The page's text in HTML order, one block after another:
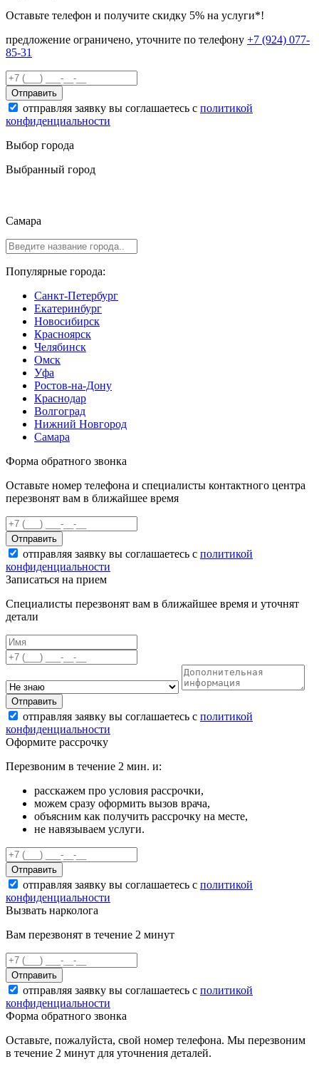
Оставьте телефон и получите скидку 5% на услуги*!
предложение ограничено, уточните по телефону +7 (924) 077-
85-31
Отправить
отправляя заявку вы соглашаетесь с политикой
конфиденциальности
Выбор города
Выбранный город
Самара
Популярные города:
Санкт-Петербург
Екатеринбург
Новосибирск
Красноярск
Челябинск
Омск
Уфа
Ростов-на-Дону
Краснодар
Волгоград
Нижний Новгород
Самара
Форма обратного звонка
Оставьте номер телефона и специалисты контактного центра
перезвонят вам в ближайшее время
Отправить
отправляя заявку вы соглашаетесь с политикой
конфиденциальности
Записаться на прием
Специалисты перезвонят вам в ближайшее время и уточнят
детали
Отправить
отправляя заявку вы соглашаетесь с политикой
конфиденциальности
Оформите рассрочку
Перезвоним в течение 2 мин. и:
расскажем про условия рассрочки,
можем сразу оформить вызов врача,
объясним как получить рассрочку на месте,
не навязываем услуги.
Отправить
отправляя заявку вы соглашаетесь с политикой
конфиденциальности
Вызвать нарколога
Вам перезвонят в течение 2 минут
Отправить
отправляя заявку вы соглашаетесь с политикой
конфиденциальности
Форма обратного звонка
Оставьте, пожалуйста, свой номер телефона. Мы перезвоним
в течение 2 минут для уточнения деталей.